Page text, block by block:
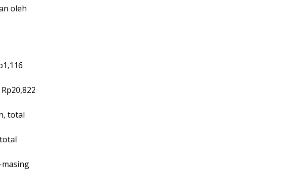
oleh
total
masing